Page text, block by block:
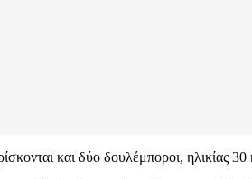
και δύο δουλέμποροι, ηλικίας